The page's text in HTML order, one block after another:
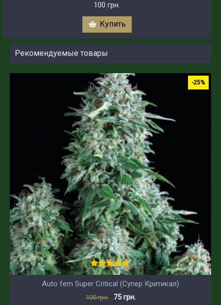
100 грн.
Купить
Рекомендуемые товары
-25%
Auto fem Super Critical (Супер Критикал)
100 грн. 75 грн.